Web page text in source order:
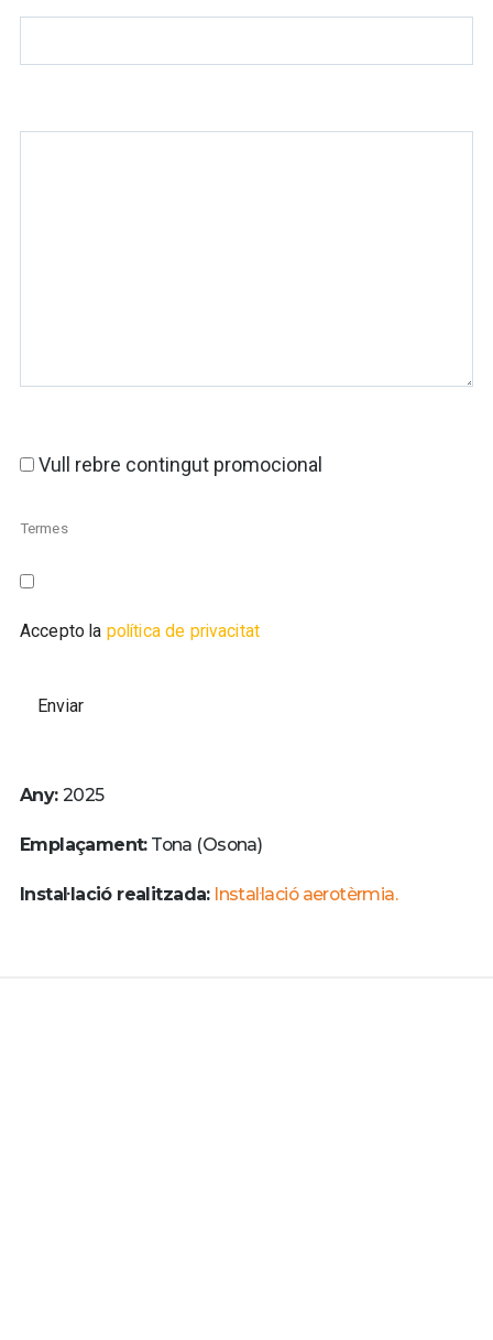
Vull rebre contingut promocional
Termes
Accepto la política de privacitat
Any: 2025
Emplaçament:Tona (Osona)
Instal·lació realitzada: Instal·lació aerotèrmia.